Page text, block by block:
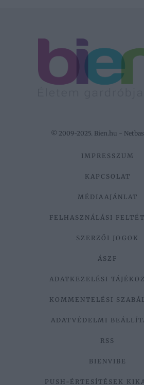
© 2009-2025. Bien.hu -
IMPRESSZUM
KAPCSOLAT
MÉDIAAJÁNLAT
FELHASZNÁLÁSI
SZERZŐI JOGOK
ÁSZF
ADATKEZELÉSI
KOMMENTELÉSI
ADATVÉDELMI
RSS
BIENVIBE
PUSH-ÉRTESÍTÉSEK